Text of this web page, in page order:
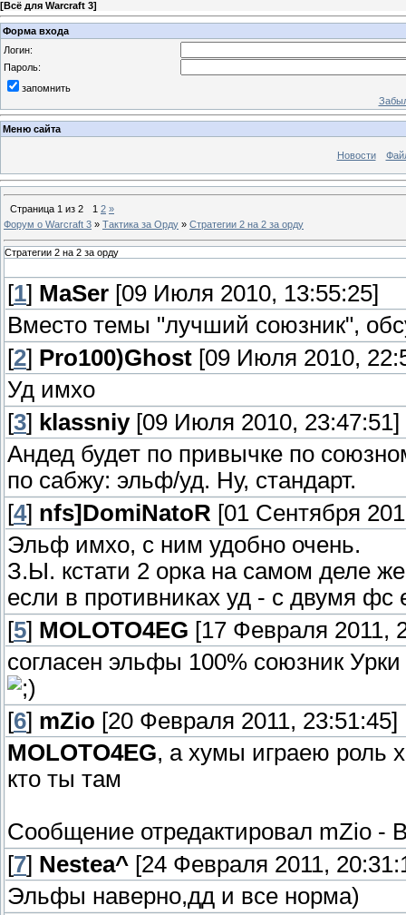
[Всё для Warcraft 3]
Форма входа
Логин:
Пароль:
запомнить
Меню сайта
Новости
Страница 1 из 2 1 2 »
Форум о Warcraft 3 » Тактика за Орду » Стратегии 2 на 2 за орду
Стратегии 2 на 2 за орду
[1] MaSer [09 Июля 2010, 13:55:25]
Вместо темы "лучший союзник",
[2] Pro100)Ghost [09 Июля 2010,
Уд имхо
[3] klassniy[09 Июля 2010, 23:47:51]
Андед будет по привычке по
по сабжу: эльф/уд. Ну, стандарт.
[4] nfs]DomiNatoR [01 Сентября
Эльф имхо, с ним удобно очень.
З.Ы. кстати 2 орка на самом деле
если в противниках уд - с двумя фс
[5] MOLOTO4EG [17 Февраля 2011,
согласен эльфы 100% союзник
[6] mZio [20 Февраля 2011, 23:51:45]
MOLOTO4EG, а хумы играею роль
кто ты там
Сообщение отредактировал mZio -
[7] Nestea^ [24 Февраля 2011,
Эльфы наверно,дд и все норма)